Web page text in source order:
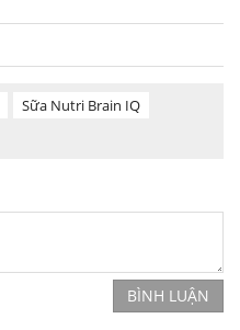
Sữa Nutri Brain IQ
BÌNH LUẬN